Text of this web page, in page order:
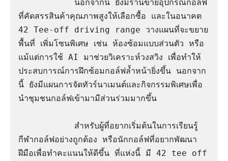
ที่คัดสรรสินค้าคุณภาพสูงให้เลือกซื้อ และในอนาคต
42 Tee-off driving range วางแผนที่จะขยาย
พื้นที่ เพิ่มโซนพิเศษ เช่น ห้องซ้อมแบบส่วนตัว หรือ
แม้แต่การใช้ AI มาช่วยวิเคราะห์วงสวิง เพื่อทำให้
ประสบการณ์การฝึกซ้อมกอล์ฟล้ำหน้ายิ่งขึ้น นอกจาก
นี้ ยังมีแผนการจัดทัวร์นาเมนต์และกิจกรรมพิเศษเพื่อ
นำชุมชนกอล์ฟเข้ามามีส่วนร่วมมากขึ้น
กีฬากอล์ฟอย่างถูกต้อง หรือนักกอล์ฟที่อยากพัฒนา
ฝีมือเพื่อทำคะแนนให้ดีขึ้น ที่แห่งนี้ มี 42 tee off